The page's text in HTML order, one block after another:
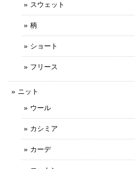
スウェット
柄
ショート
フリース
ニット
ウール
カシミア
カーデ